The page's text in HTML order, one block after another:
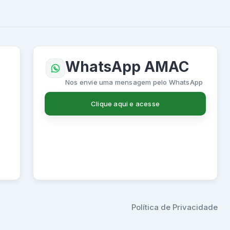
WhatsApp AMAC
Nos envie uma mensagem pelo WhatsApp
Clique aqui e acesse
Política de Privacidade